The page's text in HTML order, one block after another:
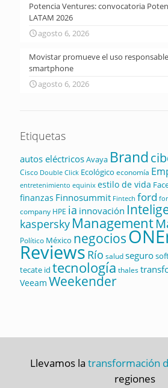
Potencia Ventures: convocatoria
LATAM 2026
agosto 6, 2026
Movistar promueve el uso
smartphone
agosto 6, 2026
Etiquetas
autos eléctricosAvaya Brand
Cisco Double Click Ecológico economía
entretenimiento equinix estilo de vida
finanzas Finnosummit Fintech ford
company HPE ia innovación
kaspersky Management
Político México negocios
Reviews Río saludseguro
tecate id tecnología thales
Veeam Weekender
Llevamos la transformación
regiones